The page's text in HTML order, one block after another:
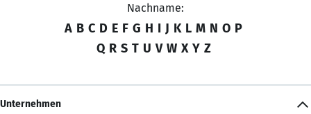
Nachname:
A B C D E F G H I J K L M N O P
Q R S T U V W X Y Z
Unternehmen